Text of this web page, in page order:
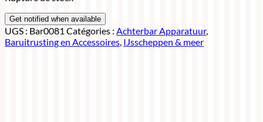
UGS : Bar0081 Catégories : Achterbar Apparatuur,
Baruitrusting en Accessoires, IJsscheppen & meer